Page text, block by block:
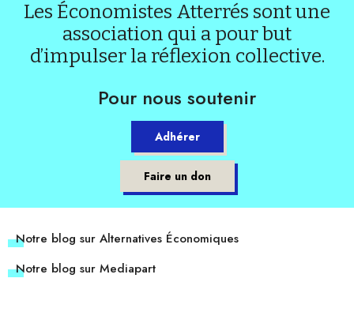
Les Économistes Atterrés sont une
association qui a pour but
d’impulser la réflexion collective.
Pour nous soutenir
Adhérer
Faire un don
Notre blog sur Alternatives Économiques
Notre blog sur Mediapart